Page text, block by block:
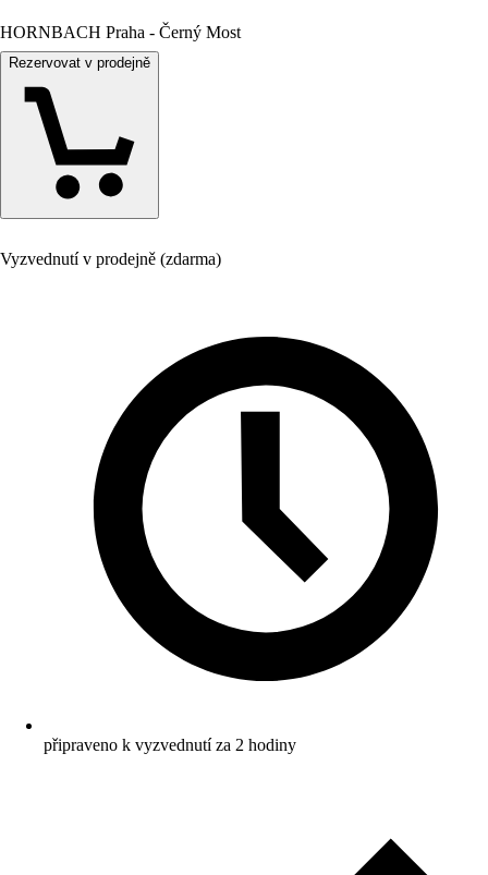
HORNBACH Praha - Černý Most
Rezervovat v prodejně
Vyzvednutí v prodejně (zdarma)
připraveno k vyzvednutí za 2 hodiny